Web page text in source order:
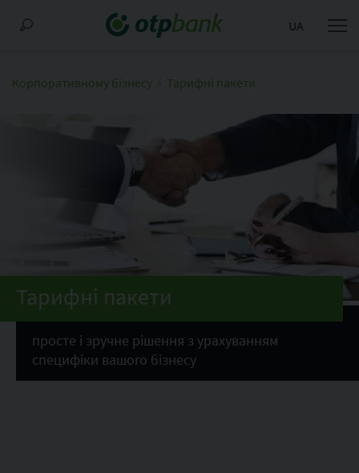
UA
Корпоративному бізнесу Тарифні пакети
Тарифні пакети
просте і зручне рішення з урахуванням
специфіки вашого бізнесу